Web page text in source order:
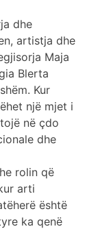
dhe
artistja dhe
Maja
Blerta
Kur
një mjet i
në çdo
dhe
rolin që
arti
është
ka qenë